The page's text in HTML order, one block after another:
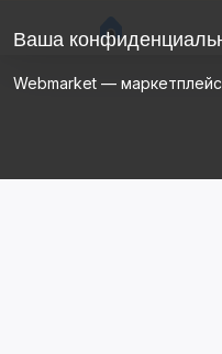
Ваша
Webmarket —